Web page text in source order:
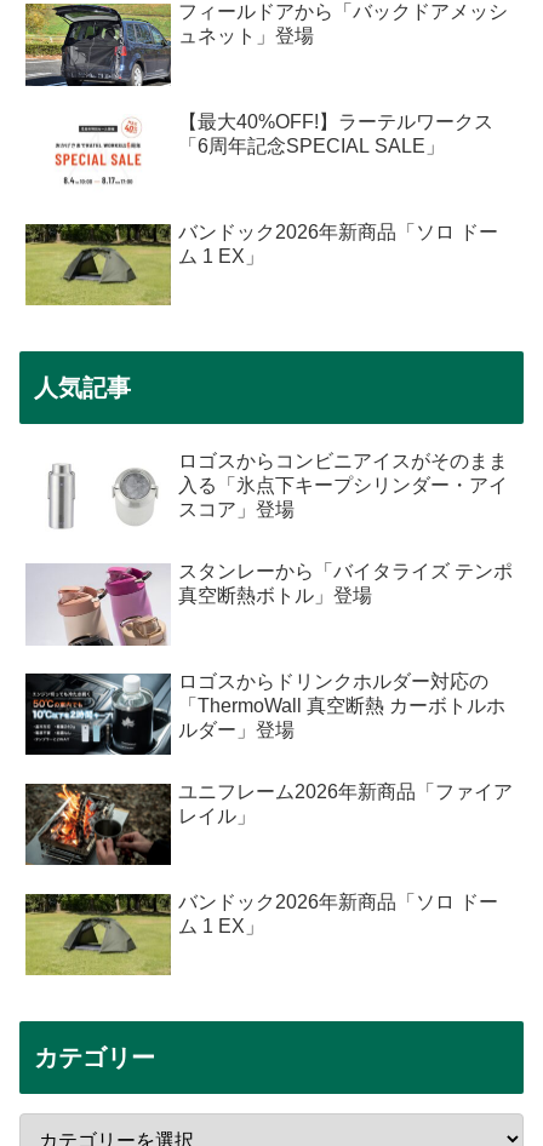
フィールドアから「バックドアメッシ
ュネット」登場
【最大40%OFF!】ラーテルワークス
「6周年記念SPECIAL SALE」
バンドック2026年新商品「ソロ ドー
ム 1 EX」
人気記事
ロゴスからコンビニアイスがそのまま
入る「氷点下キープシリンダー・アイ
スコア」登場
スタンレーから「バイタライズ テンポ
真空断熱ボトル」登場
ロゴスからドリンクホルダー対応の
「ThermoWall 真空断熱 カーボトルホ
ルダー」登場
ユニフレーム2026年新商品「ファイア
レイル」
バンドック2026年新商品「ソロ ドー
ム 1 EX」
カテゴリー